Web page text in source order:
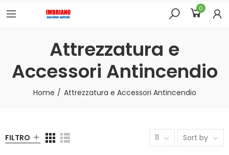
0
Attrezzatura e
Accessori Antincendio
Home Attrezzatura e Accessori Antincendio
FILTRO 11 Sort by